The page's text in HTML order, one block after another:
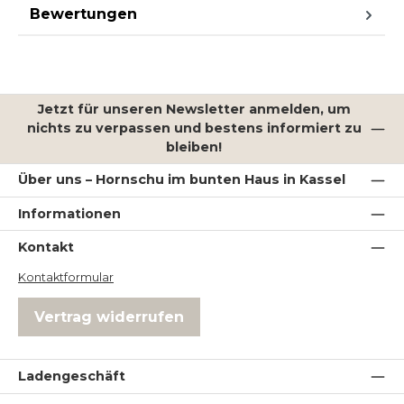
Bewertungen
Jetzt für unseren Newsletter anmelden, um
nichts zu verpassen und bestens informiert zu
bleiben!
Über uns – Hornschu im bunten Haus in Kassel
Informationen
Kontakt
Kontaktformular
Vertrag widerrufen
Ladengeschäft